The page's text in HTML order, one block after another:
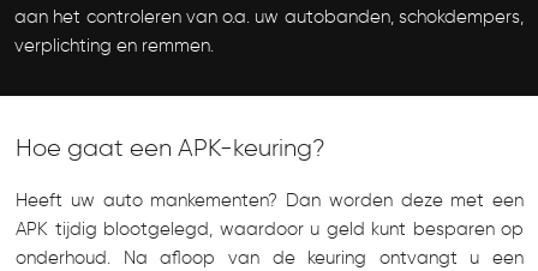
aan het controleren van o.a. uw autobanden, schokdempers,
verplichting en remmen.
Hoe gaat een APK-keuring?
Heeft uw auto mankementen? Dan worden deze met een
APK tijdig blootgelegd, waardoor u geld kunt besparen op
onderhoud. Na afloop van de keuring ontvangt u een